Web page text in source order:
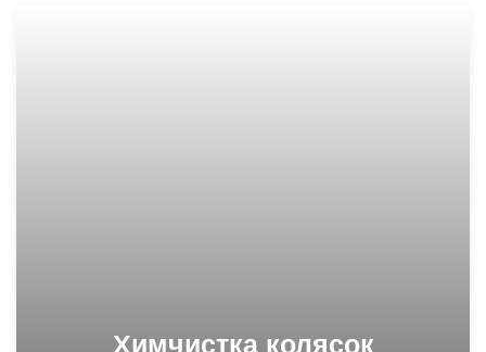
Химчистка колясок